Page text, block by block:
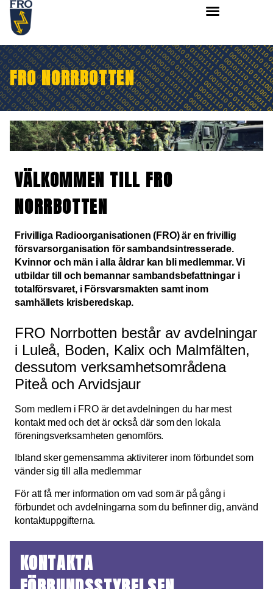
FRO NORRBOTTEN
VÄLKOMMEN TILL FRO
NORRBOTTEN
Frivilliga Radioorganisationen (FRO) är en frivillig
försvarsorganisation för sambandsintresserade.
Kvinnor och män i alla åldrar kan bli medlemmar. Vi
utbildar till och bemannar sambandsbefattningar i
totalförsvaret, i Försvarsmakten samt inom
samhällets krisberedskap.
FRO Norrbotten består av avdelningar
i Luleå, Boden, Kalix och Malmfälten,
dessutom verksamhetsområdena
Piteå och Arvidsjaur
Som medlem i FRO är det avdelningen du har mest
kontakt med och det är också där som den lokala
föreningsverksamheten genomförs.
Ibland sker gemensamma aktiviterer inom förbundet som
vänder sig till alla medlemmar
För att få mer information om vad som är på gång i
förbundet och avdelningarna som du befinner dig, använd
kontaktuppgifterna.
KONTAKTA